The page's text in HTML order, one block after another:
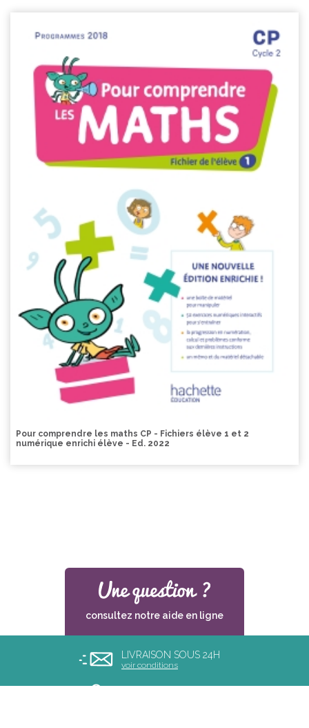
Pour comprendre les maths CP - Fichiers élève 1 et 2
numérique enrichi élève - Ed. 2022
LIVRAISON SOUS 24H
voir conditions
consultez notre aide en ligne